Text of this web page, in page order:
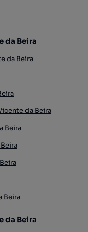
da Beira
da Beira
da Beira
Beira
Beira
da Beira